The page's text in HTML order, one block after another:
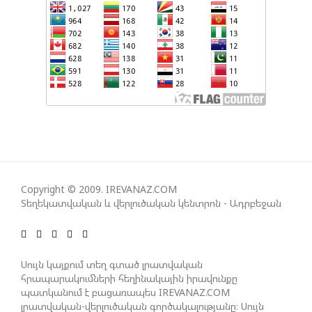
ՀԱՅԱՑՔ ՀԱՅԱՍՏԱՆԻՑ. ՈՐՔԱ՞Ն ԲԱՐՁՐ ԵՆ TRIPP-Ի
ԿՅԱՆՔԻ ԿՈՉՄԱՆ ՇԱՆՍԵՐՆ ԱՅՍ ՊԱՀԻՆ
ԳՈՐԾՈՒՆԵՈՒԹՅՈՒՆ ԱԴՐԲԵՋԱՆՈՒՄ ԱՆՕՐԻՆԱԿԱՆ
Է ՃԱՆԱՉՎԵԼ
ՆԱԽԱԳԱՀ ԻԼՀԱՄ ԱԼԻԵՎԸ ՇՆՈՐՀԱՎՈՐԵԼ Է ԻՐ
ՄԱԼԴԻՎՑԻ ԳՈՐԾԸՆԿԵՐ ՄՈՀԱՄՄԵԴ ՄՈՒԻԶԱՅԻՆ.
«ՄԵՆՔ ԳՈՀ ԵՆՔ ԱԴՐԲԵՋԱՆԻ ԵՎ ՄԱԼԴԻՎՆԵՐԻ
ՄԻՋԵՎ ՀԱՐԱԲԵՐՈՒԹՅՈՒՆՆԵՐԻ ԴԻՆԱՄԻԿ
Copyright © 2009. IREVANAZ.COM
Տեղեկատվական և վերլուծական կենտրոն - Ադրբեջան
Սույն կայքում տեղ գտած լրատվական
հրապարակումների հեղինակային իրավունքը
պատկանում է բացառապես IREVANAZ.COM
լրատվական-վերլուծական գործակալությանը։ Սույն